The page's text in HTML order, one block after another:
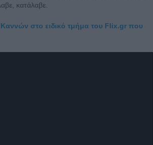
κατάλαβε.
στο ειδικό τμήμα του Flix.gr που